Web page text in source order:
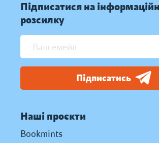
Підписатися на
розсилку
Підписатись
Наші проєкти
Bookmints